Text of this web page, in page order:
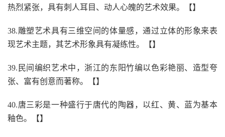
热烈紧张，具有刺人耳目、动人心魄的艺术效果。【】
38.雕塑艺术具有三维空间的体量感，通过立体的形象来表
现艺术主题，其艺术形象具有凝练性。【】
39.民间编织艺术中，浙江的东阳竹编以色彩艳丽、造型夸
张、富有创意而著称。【】
40.唐三彩是一种盛行于唐代的陶器，以红、黄、蓝为基本
釉色。【】